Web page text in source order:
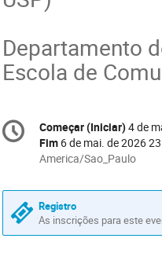
Departamento
Escola de
Conference
information
Data/hora
Começar (Iniciar)4 de
Fim 6 de mai. de 2026
All
are
in
America/Sao_Paulo
America/Sao_Paulo
Registro
As inscrições para este